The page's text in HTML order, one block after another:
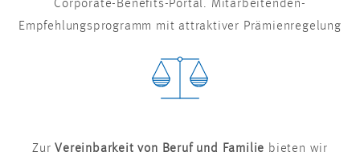
Corporate-Benefits-Portal. Mitarbeitenden-
Empfehlungsprogramm mit attraktiver Prämienregelung
ZurVereinbarkeit von Beruf und Familie bieten wir